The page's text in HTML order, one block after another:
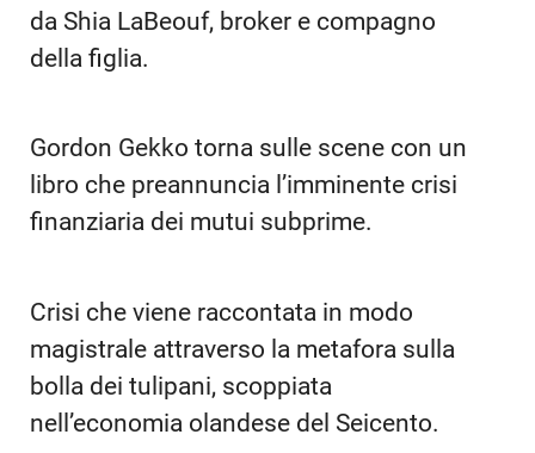
da Shia LaBeouf, broker e compagno
della figlia.
Gordon Gekko torna sulle scene con un
libro che preannuncia l’imminente crisi
finanziaria dei mutui subprime.
Crisi che viene raccontata in modo
magistrale attraverso la metafora sulla
bolla dei tulipani, scoppiata
nell’economia olandese del Seicento.